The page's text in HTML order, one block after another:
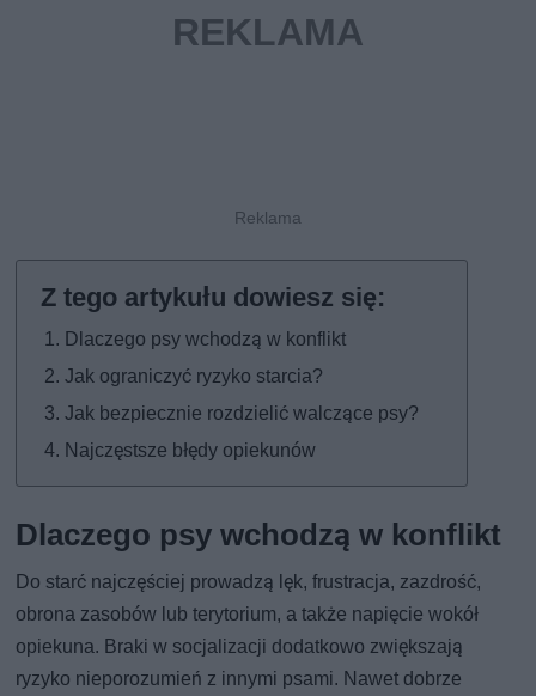
Dlaczego psy wchodzą w konflikt
Jak ograniczyć ryzyko starcia?
Jak bezpiecznie rozdzielić walczące psy?
Najczęstsze błędy opiekunów
Dlaczego psy wchodzą w konflikt
Do starć najczęściej prowadzą lęk, frustracja, zazdrość,
obrona zasobów lub terytorium, a także napięcie wokół
opiekuna. Braki w socjalizacji dodatkowo zwiększają
ryzyko nieporozumień z innymi psami. Nawet dobrze